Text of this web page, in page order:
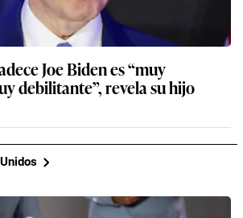
Joe Biden es “muy
debilitante”, revela su hijo